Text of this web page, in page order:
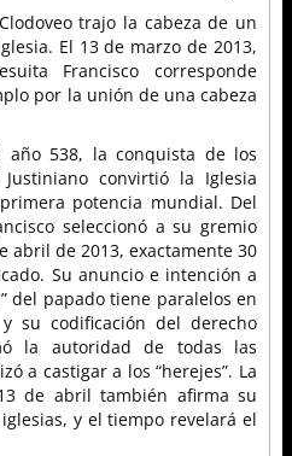
trajo la cabeza de un
El 13 de marzo de 2013,
Francisco corresponde
por la unión de una cabeza
538, la conquista de los
convirtió la Iglesia
potencia mundial. Del
seleccionó a su gremio
abril de 2013, exactamente 30
Su anuncio e intención a
del papado tiene paralelos en
su codificación del derecho
la autoridad de todas las
a castigar a los “herejes”. La
de abril también afirma su
y el tiempo revelará el